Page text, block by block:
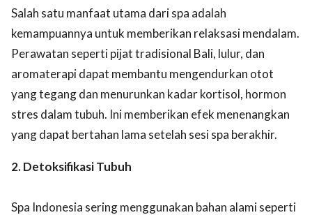
Salah satu manfaat utama dari spa adalah
kemampuannya untuk memberikan relaksasi mendalam.
Perawatan seperti pijat tradisional Bali, lulur, dan
aromaterapi dapat membantu mengendurkan otot
yang tegang dan menurunkan kadar kortisol, hormon
stres dalam tubuh. Ini memberikan efek menenangkan
yang dapat bertahan lama setelah sesi spa berakhir.
2. Detoksifikasi Tubuh
Spa Indonesia sering menggunakan bahan alami seperti